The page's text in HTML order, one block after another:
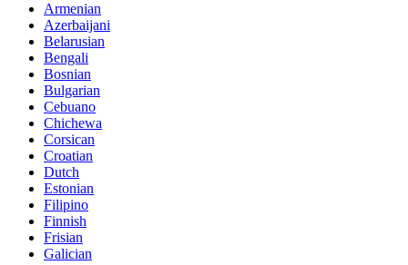
Armenian
Azerbaijani
Belarusian
Bengali
Bosnian
Bulgarian
Cebuano
Chichewa
Corsican
Croatian
Dutch
Estonian
Filipino
Finnish
Frisian
Galician